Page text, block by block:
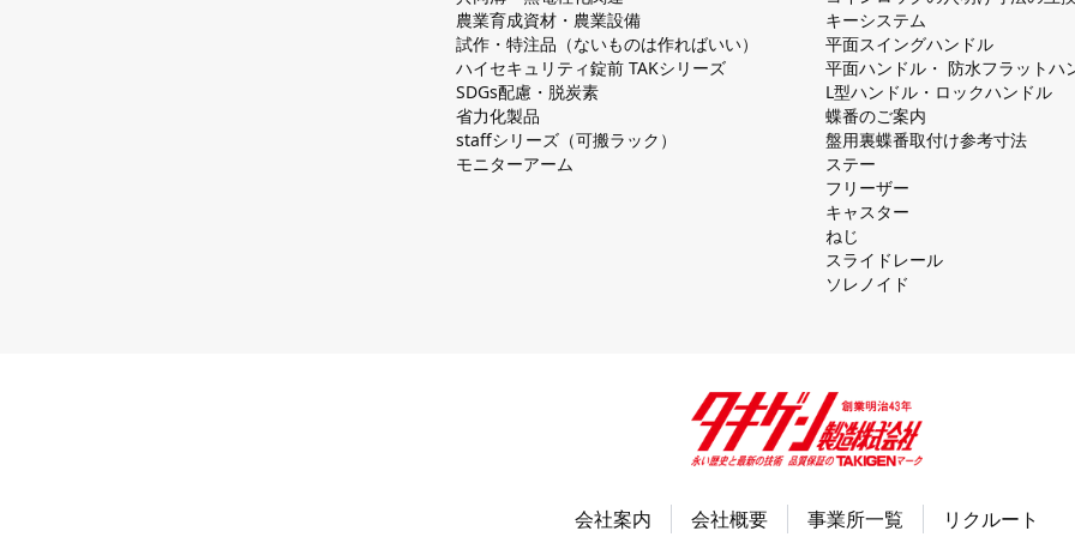
農業育成資材・農業設備
試作・特注品（ないものは作ればいい）
ハイセキュリティ錠前 TAKシリーズ
SDGs配慮・脱炭素
省力化製品
staffシリーズ（可搬ラック）
モニターアーム
キーシステム
平⾯スイングハンドル
平⾯ハンドル・ 防⽔フラットハ
L型ハンドル・ロックハンドル
蝶番のご案内
盤⽤裏蝶番取付け参考⼨法
ステー
フリーザー
キャスター
ねじ
スライドレール
ソレノイド
会社案内 会社概要 事業所一覧 リクルート